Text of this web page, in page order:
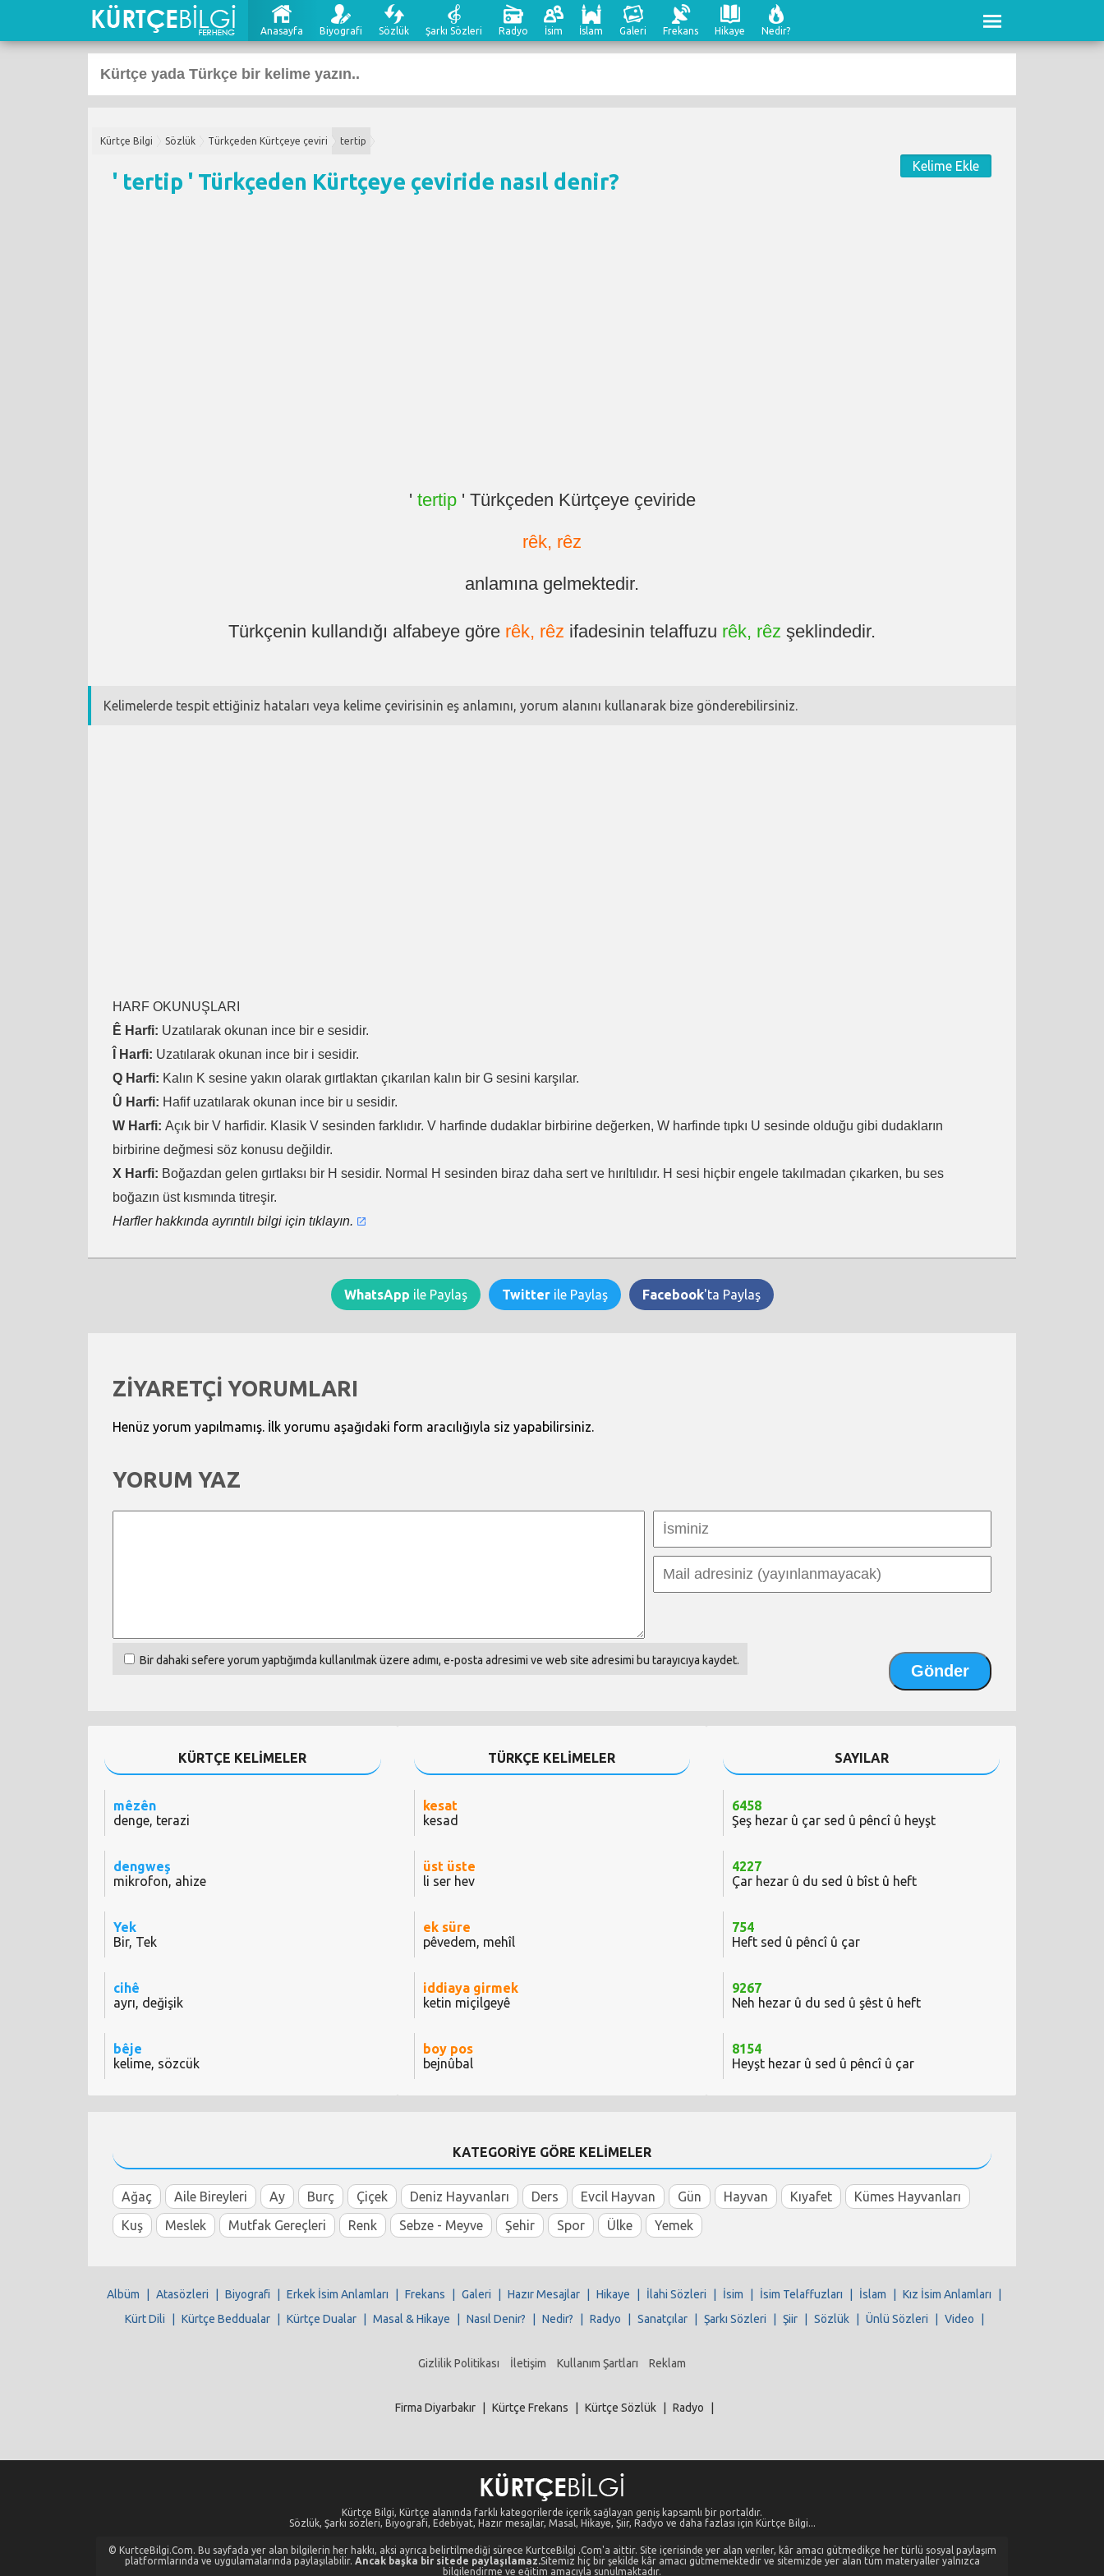
Anasayfa Biyografi Sözlük Şarkı Sözleri Radyo İsim İslam Galeri Frekans Hikaye Nedir?
Kürtçe Bilgi Sözlük Türkçeden Kürtçeye çeviri tertip
Kelime Ekle
' tertip ' Türkçeden Kürtçeye çeviride nasıl denir?
' tertip' Türkçeden Kürtçeye çeviride
rêk, rêz
anlamına gelmektedir.
Türkçenin kullandığı alfabeye göre rêk, rêz ifadesinin telaffuzu rêk, rêz şeklindedir.
Kelimelerde tespit ettiğiniz hataları veya kelime çevirisinin eş anlamını, yorum alanını kullanarak bize gönderebilirsiniz.
HARF OKUNUŞLARI
Ê Harfi: Uzatılarak okunan ince bir e sesidir.
Î Harfi: Uzatılarak okunan ince bir i sesidir.
Q Harfi: Kalın K sesine yakın olarak gırtlaktan çıkarılan kalın bir G sesini karşılar.
Û Harfi: Hafif uzatılarak okunan ince bir u sesidir.
W Harfi: Açık bir V harfidir. Klasik V sesinden farklıdır. V harfinde dudaklar birbirine değerken, W harfinde tıpkı U sesinde olduğu gibi dudakların
birbirine değmesi söz konusu değildir.
X Harfi: Boğazdan gelen gırtlaksı bir H sesidir. Normal H sesinden biraz daha sert ve hırıltılıdır. H sesi hiçbir engele takılmadan çıkarken, bu ses
boğazın üst kısmında titreşir.
Harfler hakkında ayrıntılı bilgi için tıklayın.
WhatsApp ile Paylaş Twitterile Paylaş Facebook'ta Paylaş
ZİYARETÇİ YORUMLARI
Henüz yorum yapılmamış. İlk yorumu aşağıdaki form aracılığıyla siz yapabilirsiniz.
YORUM YAZ
Bir dahaki sefere yorum yaptığımda kullanılmak üzere adımı, e-posta adresimi ve web site adresimi bu tarayıcıya kaydet.
KÜRTÇE KELİMELER
mêzên
denge, terazi
dengweş
mikrofon, ahize
Yek
Bir, Tek
cihê
ayrı, değişik
bêje
kelime, sözcük
TÜRKÇE KELİMELER
kesat
kesad
üst üste
li ser hev
ek süre
pêvedem, mehîl
iddiaya girmek
ketin miçilgeyê
boy pos
bejnûbal
SAYILAR
6458
Şeş hezar û çar sed û pêncî û heyşt
4227
Çar hezar û du sed û bîst û heft
754
Heft sed û pêncî û çar
9267
Neh hezar û du sed û şêst û heft
8154
Heyşt hezar û sed û pêncî û çar
KATEGORİYE GÖRE KELİMELER
Ağaç Aile Bireyleri Ay Burç Çiçek Deniz Hayvanları Ders Evcil Hayvan Gün Hayvan Kıyafet
Kümes Hayvanları
Kuş
Meslek Mutfak Gereçleri Renk Sebze - Meyve Şehir Spor Ülke Yemek
Albüm Atasözleri Biyografi Erkek İsim Anlamları Frekans Galeri Hazır Mesajlar Hikaye İlahi Sözleri İsim İsim Telaffuzları İslam Kız İsim Anlamları
Kürt Dili
Kürtçe Beddualar Kürtçe Dualar Masal & Hikaye Nasıl Denir? Nedir? Radyo Sanatçılar Şarkı Sözleri Şiir Sözlük Ünlü Sözleri Video
Gizlilik Politikası İletişim Kullanım Şartları Reklam
Firma Diyarbakır Kürtçe Frekans Kürtçe Sözlük Radyo
Kürtçe Bilgi, Kürtçe alanında farklı kategorilerde içerik sağlayan geniş kapsamlı bir portaldır.
Sözlük, Şarkı sözleri, Biyografi, Edebiyat, Hazır mesajlar, Masal, Hikaye, Şiir, Radyo ve daha fazlası için Kürtçe Bilgi...
© KurtceBilgi.Com. Bu sayfada yer alan bilgilerin her hakkı, aksi ayrıca belirtilmediği sürece KurtceBilgi .Com'a aittir. Site içerisinde yer alan veriler, kâr amacı gütmedikçe her türlü sosyal paylaşım
platformlarında ve uygulamalarında paylaşılabilir. Ancak başka bir sitede paylaşılamaz.Sitemiz hiç bir şekilde kâr amacı gütmemektedir ve sitemizde yer alan tüm materyaller yalnızca
bilgilendirme ve eğitim amacıyla sunulmaktadır.